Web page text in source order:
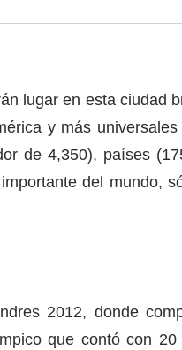
lugar en esta ciudad
y más
de 4,350), países
del mundo,
2012, donde
que contó con 20